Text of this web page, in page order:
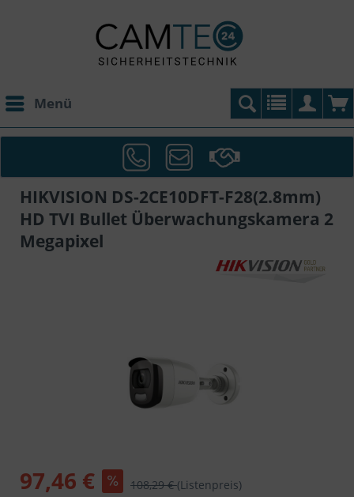
Menü
HIKVISION DS-2CE10DFT-F28(2.8mm)
HD TVI Bullet Überwachungskamera 2
Megapixel
97,46 € 108,29 €(Listenpreis)